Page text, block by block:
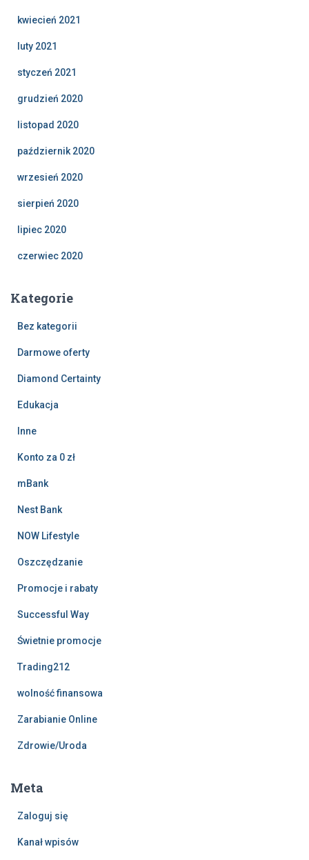
kwiecień 2021
luty 2021
styczeń 2021
grudzień 2020
listopad 2020
październik 2020
wrzesień 2020
sierpień 2020
lipiec 2020
czerwiec 2020
Kategorie
Bez kategorii
Darmowe oferty
Diamond Certainty
Edukacja
Inne
Konto za 0 zł
mBank
Nest Bank
NOW Lifestyle
Oszczędzanie
Promocje i rabaty
Successful Way
Świetnie promocje
Trading212
wolność finansowa
Zarabianie Online
Zdrowie/Uroda
Meta
Zaloguj się
Kanał wpisów